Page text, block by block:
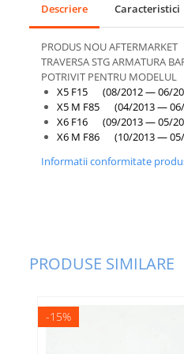
Bara fata
Bara spate
Broasca capota
Broască usă
Canal racire
Capota spate
Deflector aer
Descriere Caracteristici
PRODUS NOU AFTERMARKET
TRAVERSA STG ARMATURA
POTRIVIT PENTRU MODELUL
X5 F15 (08/2012 — 06/
X5 M F85 (04/2013 —
X6 F16 (09/2013 — 05/
X6 M F86 (10/2013 —
Informatii conformitate
PRODUSE SIMILARE
-15%